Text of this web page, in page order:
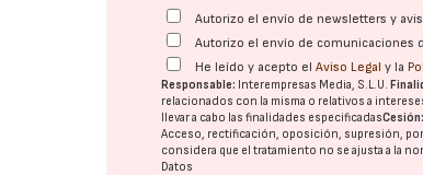
Autorizo el envío de newsletters y
Autorizo el envío de comunicaciones
He leído y acepto elAviso Legal y la
Responsable: Interempresas Media, S.L.U.
relacionados con la misma o relativos a
llevar a cabo las finalidades especificadasCesión:
Acceso, rectificación, oposición, supresión,
considera que el tratamiento no se ajusta a la
Datos